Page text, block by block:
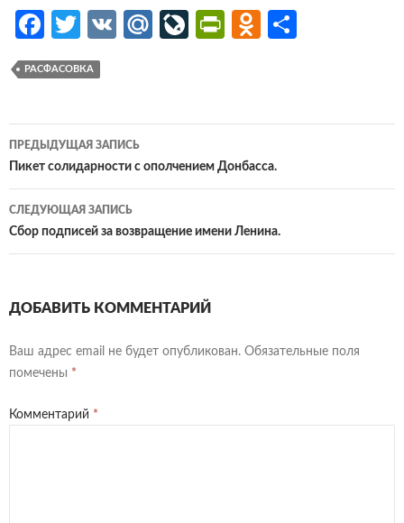
Fa
ce
b
o
k
T
w
itt
V
M
Li
n
al
Pr
n
dl
y
O
as
sn
iki
ть
РАСФАСОВКА
Навигация
по
записям
ПРЕДЫДУЩАЯ ЗАПИСЬ
Пикет солидарности с ополчением Донбасса.
СЛЕДУЮЩАЯ ЗАПИСЬ
Сбор подписей за возвращение имени Ленина.
ДОБАВИТЬ КОММЕНТАРИЙ
Ваш адрес email не будет опубликован. Обязательные поля
помечены *
Комментарий *